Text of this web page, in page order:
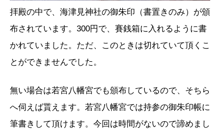
拝殿の中で、海津見神社の御朱印（書置きのみ）が頒
布されています。300円で、賽銭箱に入れるように書
かれていました。ただ、このときは切れていて頂くこ
とができませんでした。
無い場合は若宮八幡宮でも頒布しているので、そちら
へ伺えば貰えます。若宮八幡宮では持参の御朱印帳に
筆書きして頂けます。今回は時間がないので諦めまし